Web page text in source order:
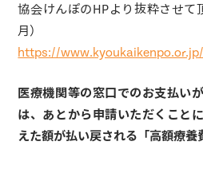
協会けんぽのHPより抜粋させ
月）
https://
医療機関等の窓口でのお支払い
は、あとから申請いただくこと
えた額が払い戻される「高額療養